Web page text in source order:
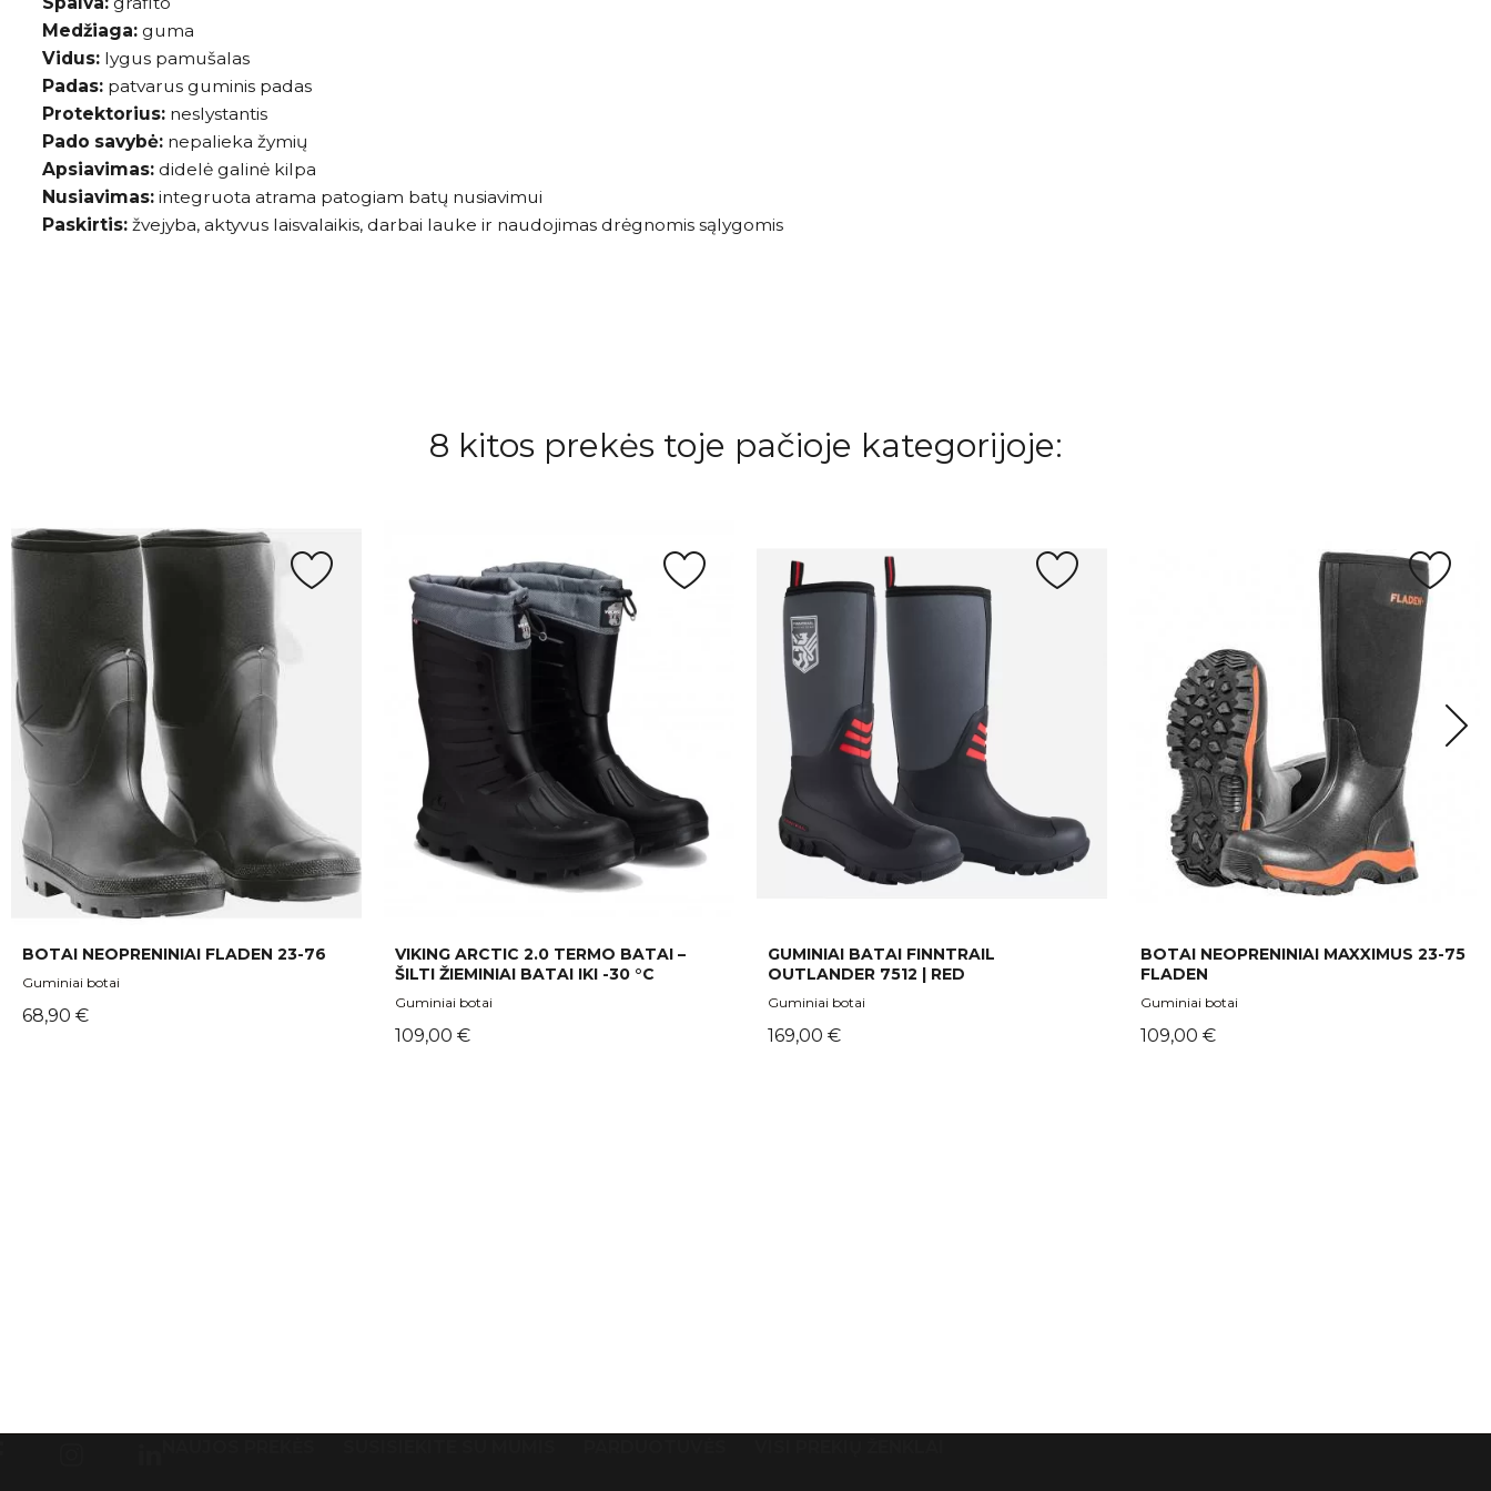
Medžiaga: guma
Vidus: lygus pamušalas
Padas: patvarus guminis padas
Protektorius: neslystantis
Pado savybė: nepalieka žymių
Apsiavimas: didelė galinė kilpa
Nusiavimas: integruota atrama patogiam batų nusiavimui
Paskirtis: žvejyba, aktyvus laisvalaikis, darbai lauke ir naudojimas drėgnomis sąlygomis
8 kitos prekės toje pačioje kategorijoje:
BOTAI NEOPRENINIAI FLADEN 23-76
Guminiai botai
Kaina
68,90 €
VIKING ARCTIC 2.0 TERMO BATAI –
ŠILTI ŽIEMINIAI BATAI IKI -30 °C
Guminiai botai
Kaina
109,00 €
GUMINIAI BATAI FINNTRAIL
OUTLANDER 7512 | RED
Guminiai botai
Kaina
169,00 €
BOTAI NEOPRENINIAI MAXXIMUS 23-75
FLADEN
Guminiai botai
Kaina
109,00 €